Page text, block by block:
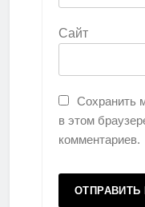
Сайт
Сохранить
в этом
комментариев.